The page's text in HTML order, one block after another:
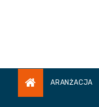
ARANŻACJA